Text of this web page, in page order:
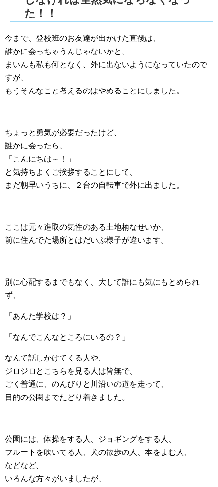
た！！
今まで、登校班のお友達が出かけた直後は、
誰かに会っちゃうんじゃないかと、
まいんも私も何となく、外に出ないようになっていたので
すが、
もうそんなこと考えるのはやめることにしました。
ちょっと勇気が必要だったけど、
誰かに会ったら、
「こんにちは～！」
と気持ちよくご挨拶することにして、
まだ朝早いうちに、２台の自転車で外に出ました。
ここは元々進取の気性のある土地柄なせいか、
前に住んでた場所とはだいぶ様子が違います。
別に心配するまでもなく、大して誰にも気にもとめられ
ず、
「あんた学校は？」
「なんでこんなところにいるの？」
なんて話しかけてくる人や、
ジロジロとこちらを見る人は皆無で、
ごく普通に、のんびりと川沿いの道を走って、
目的の公園までたどり着きました。
公園には、体操をする人、ジョギングをする人、
フルートを吹いてる人、犬の散歩の人、本をよむ人、
などなど、
いろんな方々がいましたが、